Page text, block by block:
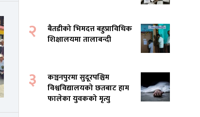
२
बैतडीको भिमदत्त बहुप्राविधिक
शिक्षालयमा तालाबन्दी
३
कञ्चनपुरमा सुदूरपश्चिम
विश्वविद्यालयको छतबाट हाम
फालेका युवकको मृत्यु